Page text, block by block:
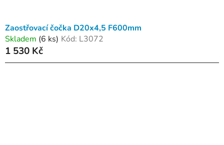
Zaostřovací čočka D20x4,5 F600mm
Skladem (6 ks) Kód: L3072
1 530 Kč